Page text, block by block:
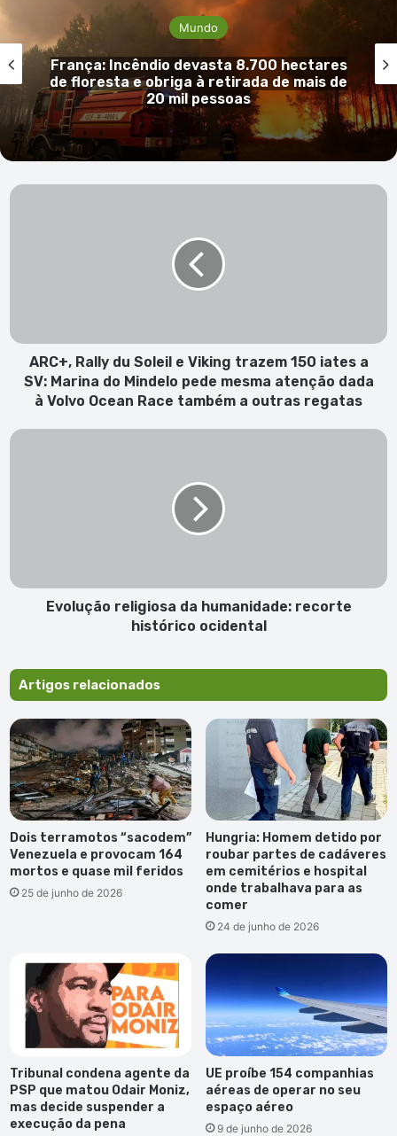
Mundo
devasta 8.700 hectares
e obriga à retirada de mais de
20 mil pessoas
mais
ARC+,
iates
SV:
Marina
Mindelo
Race
também
ARC+, Rally du Soleil e Viking trazem 150 iates a
SV: Marina do Mindelo pede mesma atenção dada
à Volvo Ocean Race também a outras regatas
Evolução
Evolução religiosa da humanidade: recorte
histórico ocidental
Artigos relacionados
Dois terramotos “sacodem”
Venezuela e provocam 164
mortos e quase mil feridos
25 de junho de 2026
Hungria: Homem detido por
roubar partes de cadáveres
em cemitérios e hospital
onde trabalhava para as
comer
24 de junho de 2026
Tribunal condena agente da
PSP que matou Odair Moniz,
mas decide suspender a
execução da pena
UE proíbe 154 companhias
aéreas de operar no seu
espaço aéreo
9 de junho de 2026